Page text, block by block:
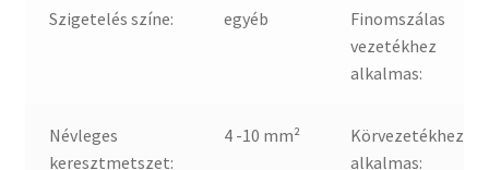
Szigetelés színe: egyéb
Finomszálas
vezetékhez
alkalmas:
Névleges
keresztmetszet:
4 -10 mm²
Körvezetékhez
alkalmas: